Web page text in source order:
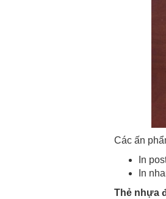
Các ấn
In
In
Thẻ nhựa